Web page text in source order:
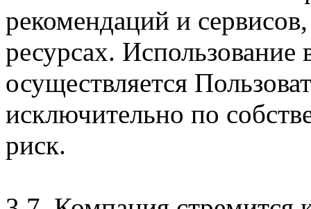
рекомендаций и
ресурсах.
осуществляется
исключительно по
риск.